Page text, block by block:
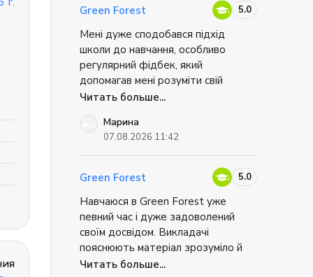
процессе используется
коммуникативная методика и
контролируется процесс
усвоения знаний. Больше
информации о центре вы
можете найти на
официальном сайте.
Green Forest 5.0
Мені дуже сподобався підхід
школи до навчання, особливо
регулярний фідбек, який
допомагав мені розуміти свій
прогрес та сфери для покращення.
інтерактивним і добре
структурованим був навчальний
цифровий підручник і мобільний
застосунок, які зробили навчання
зручним та цікавим.
Читать больше...
Марина
07.08.2026 11:42
Green Forest 5.0
Навчаюся в Green Forest уже
певний час і дуже задоволений
своїм досвідом. Викладачі
пояснюють матеріал зрозуміло й
цікаво, а заняття проходять у
Читать больше...